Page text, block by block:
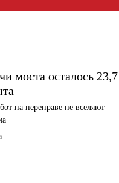
моста осталось 23,7
на переправе не вселяют